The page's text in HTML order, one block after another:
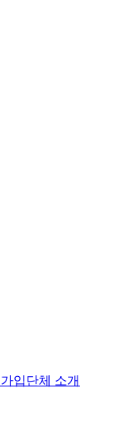
입단체 소개